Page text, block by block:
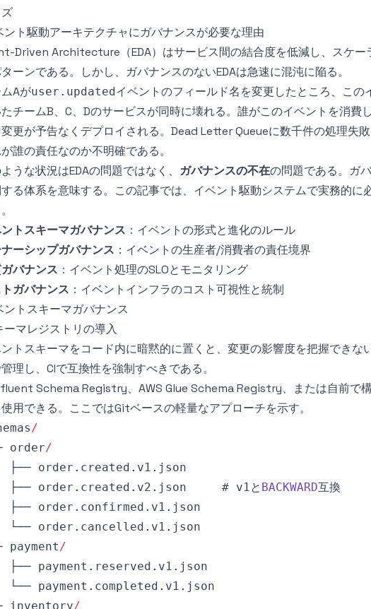
ント駆動アーキテクチャにガバナンスが必要な理由
Driven Architecture（EDA）はサービス間の結合度を低減し、スケー
ーンである。しかし、ガバナンスのないEDAは急速に混沌に陥る。
Aがuser.updatedイベントのフィールド名を変更したところ、この
チームB、C、Dのサービスが同時に壊れる。誰がこのイベントを消費
更が予告なくデプロイされる。Dead Letter Queueに数千件の処理失敗
誰の責任なのか不明確である。
うな状況はEDAの問題ではなく、 ガバナンスの不在の問題である。ガ
る体系を意味する。この記事では、イベント駆動システムで実務的に
トスキーマガバナンス ：イベントの形式と進化のルール
ーシップガバナンス ：イベントの生産者/消費者の責任境界
バナンス ：イベント処理のSLOとモニタリング
ガバナンス ：イベントインフラのコスト可視性と統制
ントスキーマガバナンス
ーマレジストリの導入
トスキーマをコード内に暗黙的に置くと、変更の影響度を把握できな
理し、CIで互換性を強制すべきである。
Schema Registry、AWS Glue Schema Registry、または自前で
使用できる。ここではGitベースの軽量なアプローチを示す。
/
order/
├── order . created . v1 . json
├── order . created . v2 . json
     # v1と
BACKWARD
├── order . confirmed . v1 . json
└── order . cancelled . v1 . json
payment /
├── payment . reserved . v1 . json
└── payment . completed . v1 . json
inventory/